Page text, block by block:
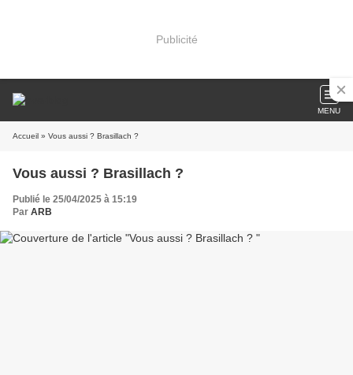
Publicité
MENU
Accueil » Vous aussi ? Brasillach ?
Vous aussi ? Brasillach ?
Publié le 25/04/2025 à 15:19
Par ARB